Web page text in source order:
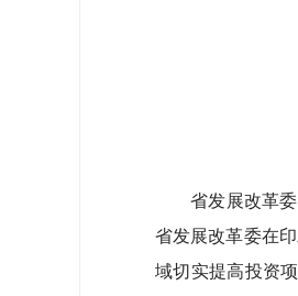
省发展改革委区
省发展改革委在
域切实提高投资